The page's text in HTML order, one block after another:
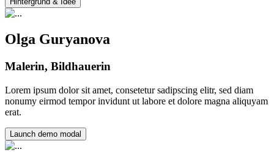
Olga Guryanova
Malerin, Bildhauerin
Lorem ipsum dolor sit amet, consetetur sadipscing elitr, sed diam
nonumy eirmod tempor invidunt ut labore et dolore magna aliquyam
erat.
Launch demo modal